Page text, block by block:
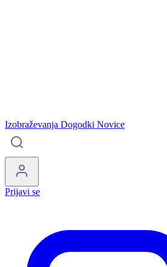
Izobraževanja Dogodki Novice
Prijavi se